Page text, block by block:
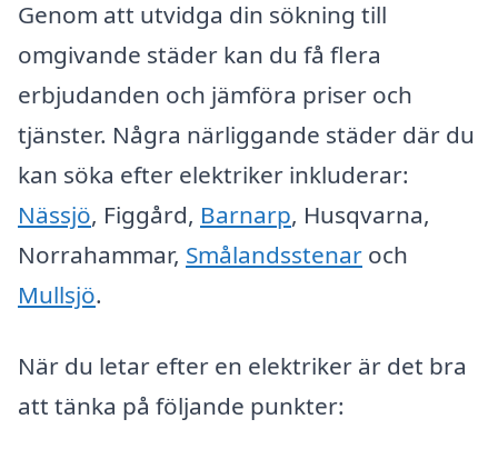
Genom att utvidga din sökning till
omgivande städer kan du få flera
erbjudanden och jämföra priser och
tjänster. Några närliggande städer där du
kan söka efter elektriker inkluderar:
Nässjö, Figgård, Barnarp, Husqvarna,
Norrahammar, Smålandsstenar och
Mullsjö.
När du letar efter en elektriker är det bra
att tänka på följande punkter: